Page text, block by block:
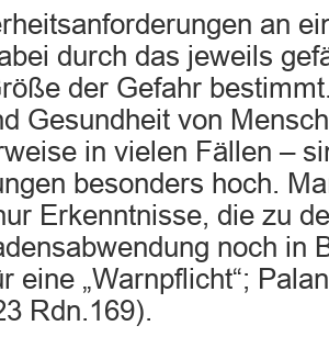
an
durch das jeweils
der Gefahr
Gesundheit von
in vielen Fällen –
besonders hoch.
Erkenntnisse, die zu
noch in
eine „Warnpflicht“;
Rdn.169).